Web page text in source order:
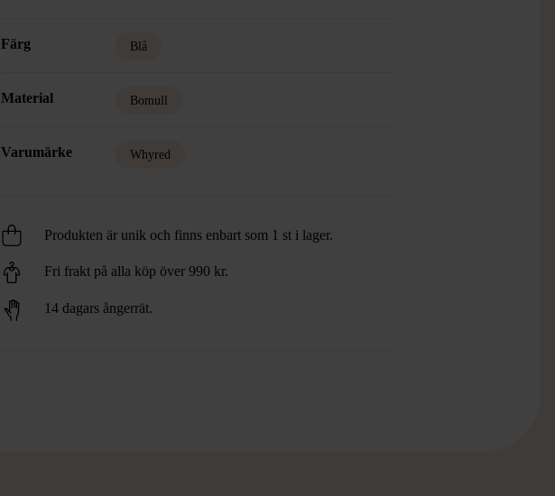
Färg Blå
Material Bomull
Varumärke Whyred
Produkten är unik och finns enbart som 1 st i lager.
Fri frakt på alla köp över 990 kr.
14 dagars ångerrät.